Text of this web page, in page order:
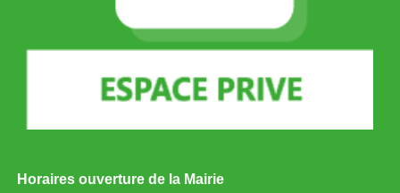
Horaires ouverture de la Mairie